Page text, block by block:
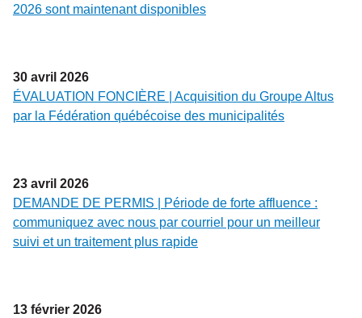
2026 sont maintenant disponibles
30 avril 2026
ÉVALUATION FONCIÈRE | Acquisition du Groupe Altus
par la Fédération québécoise des municipalités
23 avril 2026
DEMANDE DE PERMIS | Période de forte affluence :
communiquez avec nous par courriel pour un meilleur
suivi et un traitement plus rapide
13 février 2026